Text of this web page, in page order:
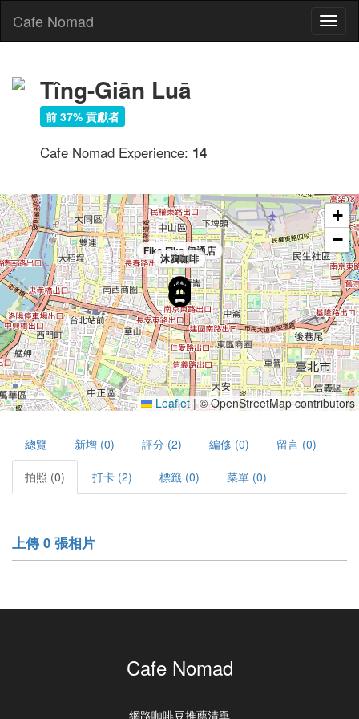
Cafe Nomad
Tîng-Giān Luā
前 37% 貢獻者
Cafe Nomad Experience: 14
Fika Fika 伊通店
沐鴉咖啡
+
−
Leaflet |© OpenStreetMap contributors
總覽 新增 (0) 評分 (2) 編修 (0) 留言 (0)
拍照 (0) 打卡 (2) 標籤 (0) 菜單 (0)
上傳 0 張相片
Cafe Nomad
網路咖啡豆推薦清單